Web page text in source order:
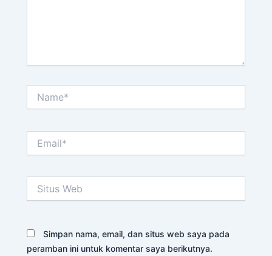
Web
Simpan nama, email, dan situs web saya pada
peramban ini untuk komentar saya berikutnya.